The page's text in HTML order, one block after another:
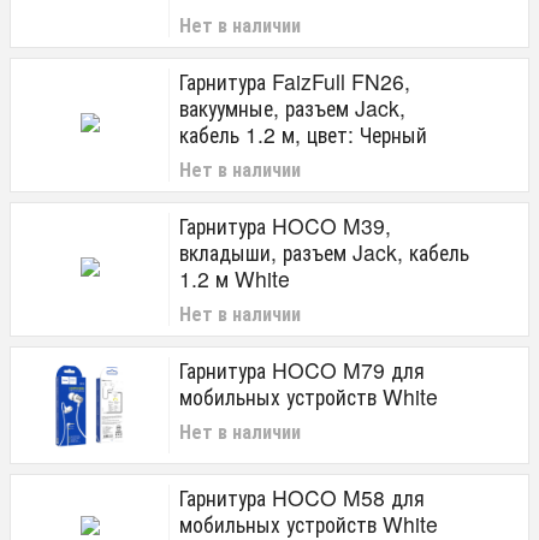
Нет в наличии
Гарнитура FaizFull FN26,
вакуумные, разъем Jack,
кабель 1.2 м, цвет: Черный
Нет в наличии
Гарнитура HOCO M39,
вкладыши, разъем Jack, кабель
1.2 м White
Нет в наличии
Гарнитура HOCO M79 для
мобильных устройств White
Нет в наличии
Гарнитура HOCO M58 для
мобильных устройств White